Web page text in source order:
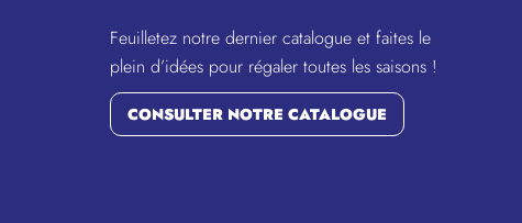
Feuilletez notre dernier catalogue et faites le
plein d’idées pour régaler toutes les saisons !
CONSULTER NOTRE CATALOGUE